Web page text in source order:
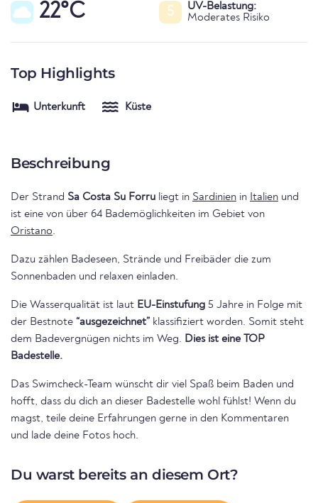
22°C 5
UV-Belastung:
Moderates Risiko
Top Highlights
Unterkunft Küste
Beschreibung
Der Strand Sa Costa Su Forru liegt in Sardinien in Italien und
ist eine von über 64 Bademöglichkeiten im Gebiet von
Oristano.
Dazu zählen Badeseen, Strände und Freibäder die zum
Sonnenbaden und relaxen einladen.
Die Wasserqualität ist laut EU-Einstufung 5 Jahre in Folge mit
der Bestnote “ausgezeichnet”
dem Badevergnügen nichts im Weg. Dies ist eine TOP
Badestelle.
Das Swimcheck-Team wünscht dir viel Spaß beim Baden und
hofft, dass du dich an dieser Badestelle wohl fühlst! Wenn du
magst, teile deine Erfahrungen gerne in den Kommentaren
und lade deine Fotos hoch.
Du warst bereits an diesem Ort?